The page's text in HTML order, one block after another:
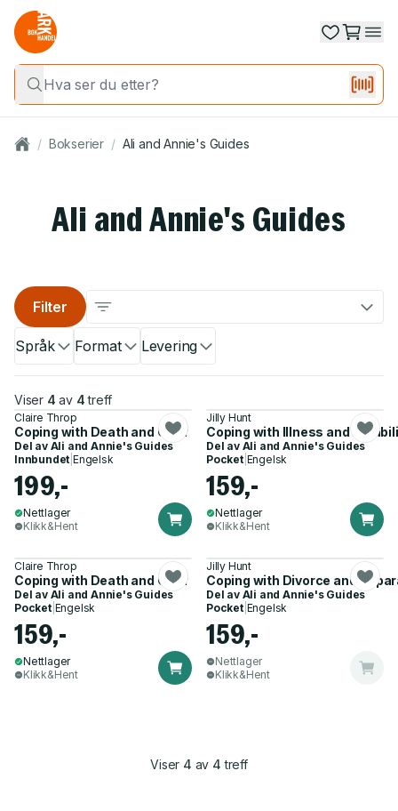
/ Bokserier / Ali and Annie's Guides
Ali and Annie's Guides
Språk Format Levering
Filter
Viser 4 av 4 treff
Claire Throp
Coping with Death and Grief
Del av Ali and Annie's Guides
Innbundet |Engelsk
199,-
Nettlager
Klikk&Hent
Jilly Hunt
Coping with Illness and
Del av Ali and Annie's Guides
Pocket| Engelsk
159,-
Nettlager
Klikk&Hent
Claire Throp
Coping with Death and Grief
Del av Ali and Annie's Guides
Pocket| Engelsk
159,-
Nettlager
Klikk&Hent
Jilly Hunt
Coping with Divorce and
Del av Ali and Annie's Guides
Pocket| Engelsk
159,-
Nettlager
Klikk&Hent
Viser 4 av 4 treff